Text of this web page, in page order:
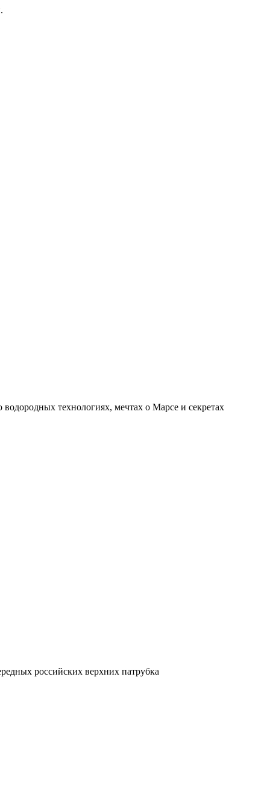
технологиях, мечтах о Марсе и секретах
российских верхних патрубка